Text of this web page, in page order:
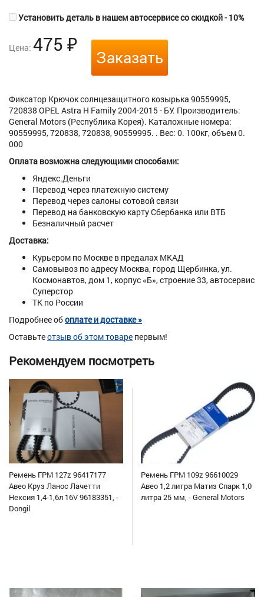
Установить деталь в нашем автосервисе со скидкой - 10%
Цена: 475 ₽
Заказать
Фиксатор Крючок солнцезащитного козырька 90559995,
720838 OPEL Astra H Family 2004-2015 - БУ. Производитель:
General Motors (Республика Корея). Каталожные номера:
90559995, 720838, 720838, 90559995. . Вес: 0. 100кг, объем 0.
000
Оплата возможна следующими способами:
Яндекс.Деньги
Перевод через платежную систему
Перевод через салоны сотовой связи
Перевод на банковскую карту Сбербанка или ВТБ
Безналичный расчет
Доставка:
Курьером по Москве в предалах МКАД
Самовывоз по адресу Москва, город Щербинка, ул.
Космонавтов, дом 1, корпус «Б», строение 33, автосервис
Суперстор
ТК по России
Подробнее обоплате и доставке »
Оставьтеотзыв об этом товаре первым!
Рекомендуем посмотреть
Ремень ГРМ 127z 96417177
Авео Круз Ланос Лачетти
Нексия 1,4-1,6л 16V 96183351, -
Dongil
Ремень ГРМ 109z 96610029
Авео 1,2 литра Матиз Спарк 1,0
литра 25 мм, - General Motors